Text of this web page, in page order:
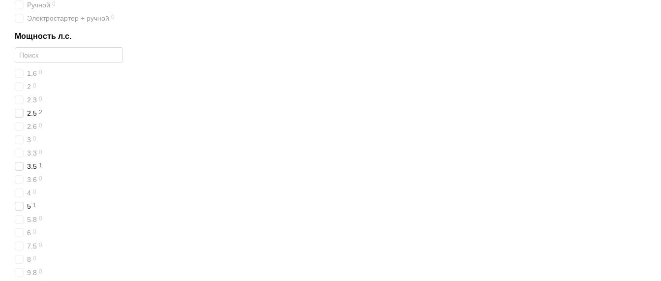
Ручной 0
Электростартер + ручной 0
Мощность л.с.
1.6 0
2 0
2.3 0
2.5 2
2.6 0
3 0
3.3 0
3.5 1
3.6 0
4 0
5 1
5.8 0
6 0
7.5 0
8 0
9.8 0